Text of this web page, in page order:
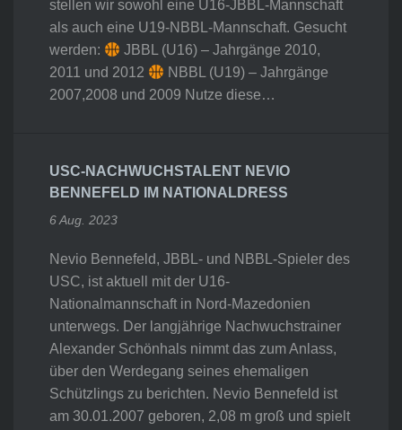
stellen wir sowohl eine U16-JBBL-Mannschaft
als auch eine U19-NBBL-Mannschaft. Gesucht
werden:
JBBL (U16) – Jahrgänge 2010,
2011 und 2012
NBBL (U19) – Jahrgänge
2007,2008 und 2009 Nutze diese…
USC-NACHWUCHSTALENT NEVIO
BENNEFELD IM NATIONALDRESS
6 Aug. 2023
Nevio Bennefeld, JBBL- und NBBL-Spieler des
USC, ist aktuell mit der U16-
Nationalmannschaft in Nord-Mazedonien
unterwegs. Der langjährige Nachwuchstrainer
Alexander Schönhals nimmt das zum Anlass,
über den Werdegang seines ehemaligen
Schützlings zu berichten. Nevio Bennefeld ist
am 30.01.2007 geboren, 2,08 m groß und spielt